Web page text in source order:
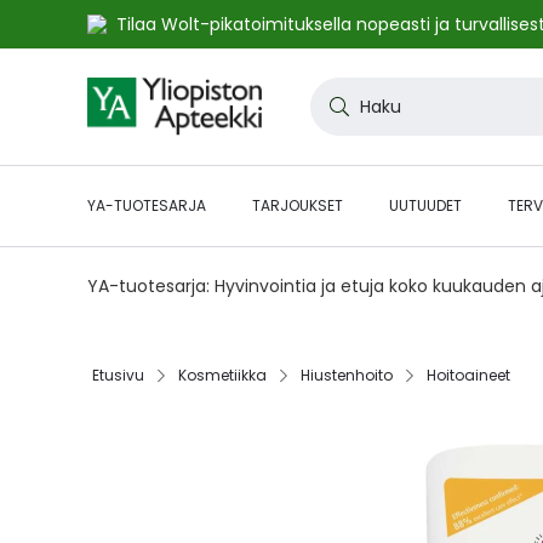
Tilaa Wolt-pikatoimituksella nopeasti ja
to
Content
YA-TUOTESARJA TARJOUKSET UUTUUDET
YA-tuotesarja: Hyvinvointia ja etuja koko
Etusivu‎ Kosmetiikka‎ Hiustenhoito‎ Hoitoaineet‎